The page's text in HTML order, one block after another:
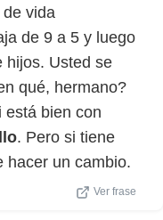
vida
de 9 a 5 y luego
hijos. Usted se
qué, hermano?
está bien con
. Pero si tiene
hacer un cambio.
Ver frase